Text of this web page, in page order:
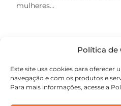
Política de
Este site usa cookies para oferecer
navegação e com os produtos e
Para mais informações, acesse a
mulheres...